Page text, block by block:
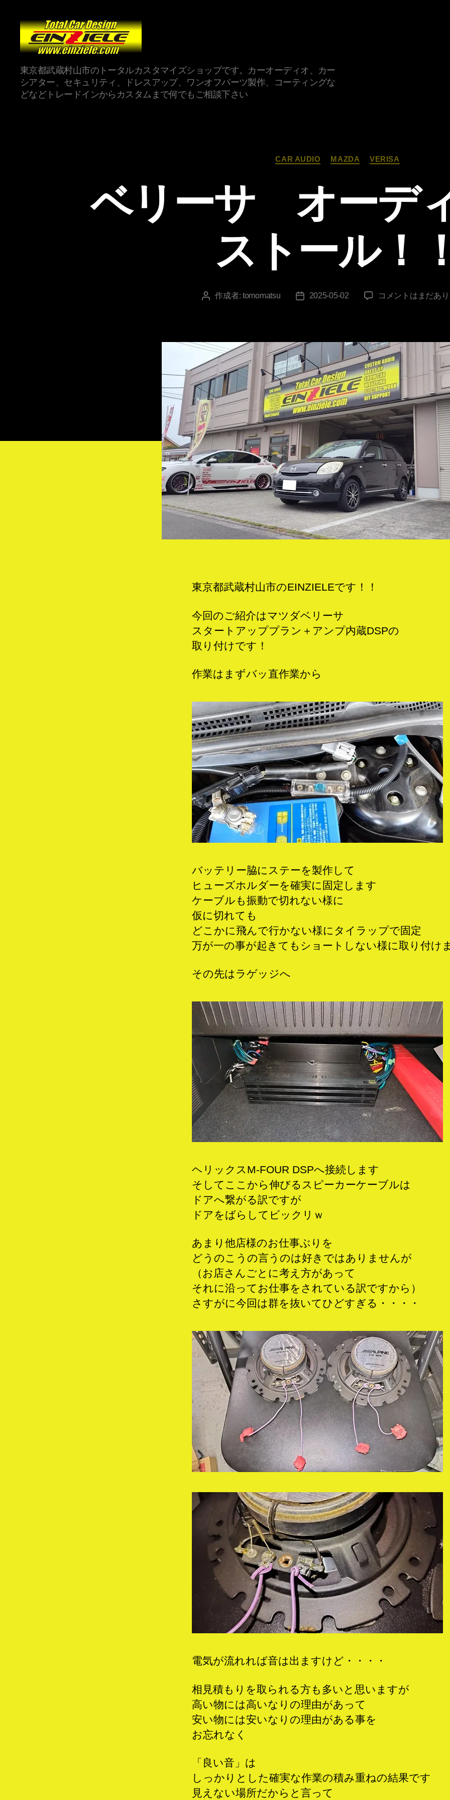
東京都武蔵村山市のトータルカスタマイズショップです。カーオーディオ、カー
シアター、セキュリティ、ドレスアップ、ワンオフパーツ製作、コーティングな
どなどトレードインからカスタムまで何でもご相談下さい
カ
テ
ー
CAR AUDIO MAZDA VERISA
ベリーサ オーデ
ストール！
投
作成者: tomomatsu
投
2025-05-02
ベ
オ
ー
デ
ィ
オ
イ
ン
ス
ト
ー
ル！！
へ
の
コメントはまだあ
東京都武蔵村山市のEINZIELEです！！
今回のご紹介はマツダベリーサ
スタートアッププラン＋アンプ内蔵DSPの
取り付けです！
作業はまずバッ直作業から
バッテリー脇にステーを製作して
ヒューズホルダーを確実に固定します
ケーブルも振動で切れない様に
仮に切れても
どこかに飛んで行かない様にタイラップで固定
万が一の事が起きてもショートしない様に取り付け
その先はラゲッジへ
ヘリックスM-FOUR DSPへ接続します
そしてここから伸びるスピーカーケーブルは
ドアへ繋がる訳ですが
ドアをばらしてビックリｗ
あまり他店様のお仕事ぶりを
どうのこうの言うのは好きではありませんが
（お店さんごとに考え方があって
それに沿ってお仕事をされている訳ですから）
さすがに今回は群を抜いてひどすぎる・・・・
電気が流れれば音は出ますけど・・・・
相見積もりを取られる方も多いと思いますが
高い物には高いなりの理由があって
安い物には安いなりの理由がある事を
お忘れなく
「良い音」は
しっかりとした確実な作業の積み重ねの結果です
見えない場所だからと言って